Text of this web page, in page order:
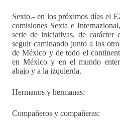
Sexto.- en los próximos días el
comisiones Sexta e
serie de iniciativas, de carácter
seguir caminando junto a los
de México y de todo el
en México y en el mundo
abajo y a la izquierda.
Hermanos y hermanas:
Compañeros y compañeras: